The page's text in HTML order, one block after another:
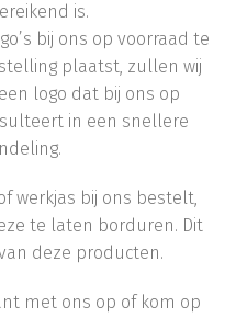
is.
bij ons op voorraad te
plaatst, zullen wij
logo dat bij ons op
in een snellere
werkjas bij ons bestelt,
te laten borduren. Dit
deze producten.
met ons op of kom op